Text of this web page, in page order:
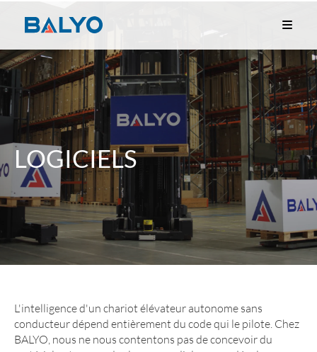
LOGICIELS
L'intelligence d'un chariot élévateur autonome sans
conducteur dépend entièrement du code qui le pilote. Chez
BALYO, nous ne nous contentons pas de concevoir du